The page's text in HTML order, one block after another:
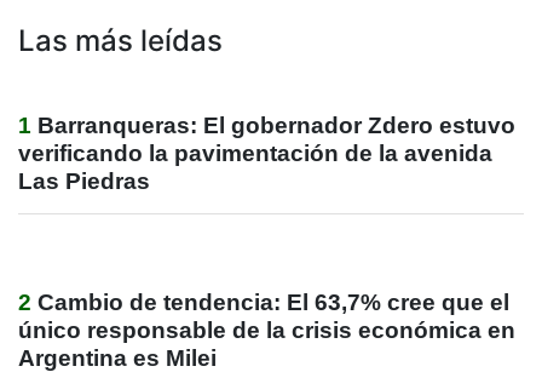
Las más leídas
1 Barranqueras: El gobernador Zdero estuvo
verificando la pavimentación de la avenida
Las Piedras
2 Cambio de tendencia: El 63,7% cree que el
único responsable de la crisis económica en
Argentina es Milei